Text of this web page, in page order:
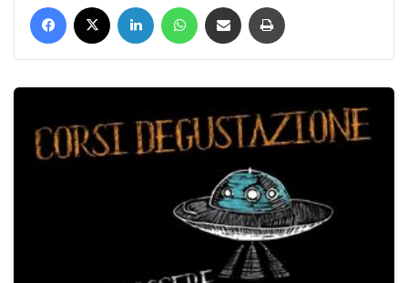
Facebook LinkedIn WhatsApp Condividi via mail